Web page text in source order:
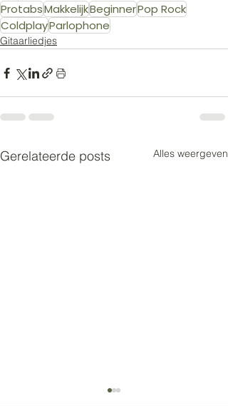
ProtabsMakkelijkBeginnerPop Rock
ColdplayParlophone
Gitaarliedjes
Gerelateerde posts Alles weergeven